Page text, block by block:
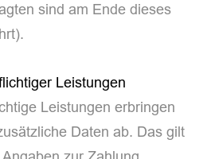
sind am Ende dieses
Leistungen
Leistungen erbringen
Daten ab. Das gilt